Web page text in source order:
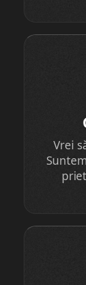
Vrei